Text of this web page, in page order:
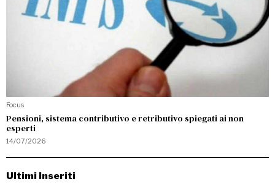
Focus
Pensioni, sistema contributivo e retributivo spiegati ai non
esperti
14/07/2026
Ultimi Inseriti